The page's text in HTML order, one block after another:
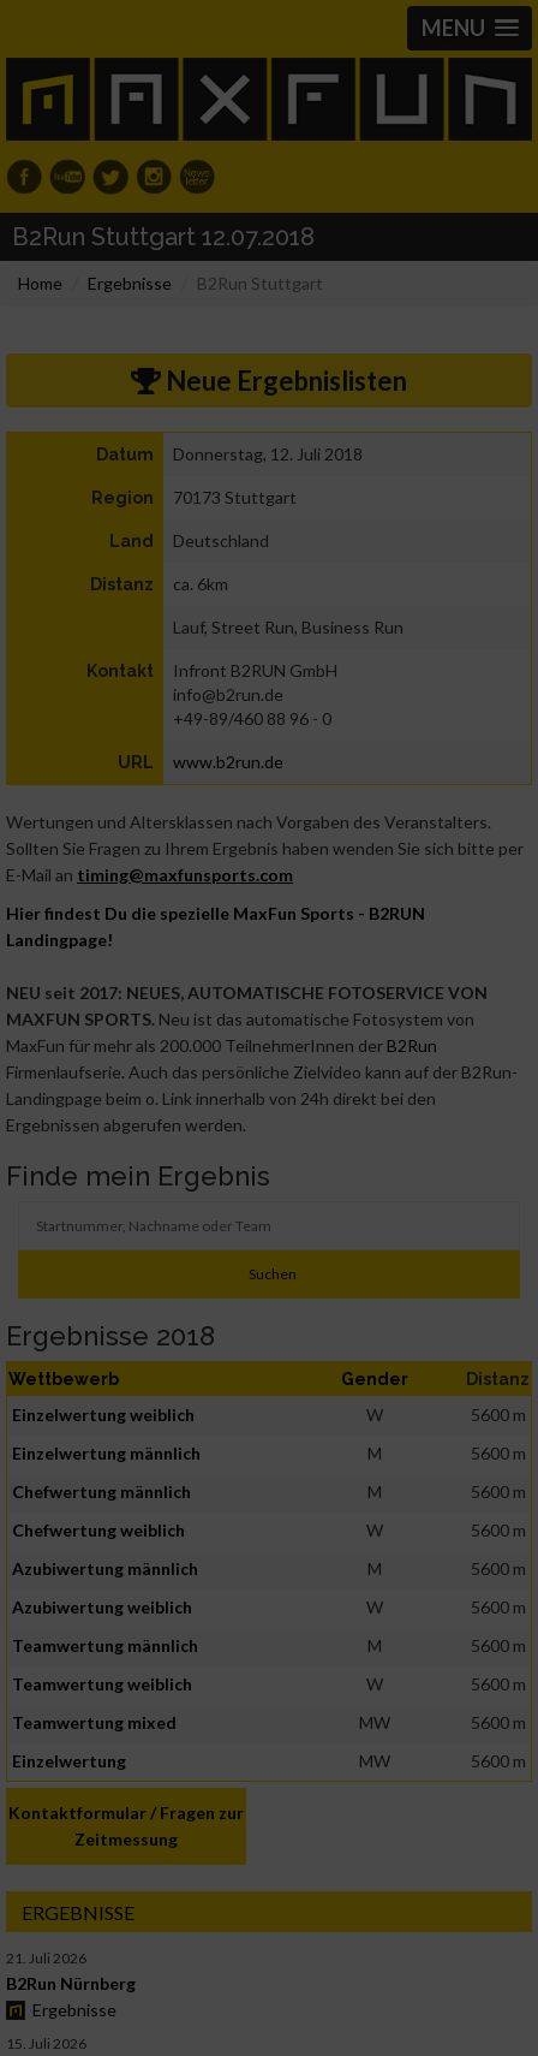
MENU
B2Run Stuttgart 12.07.2018
Home Ergebnisse B2Run Stuttgart
Neue Ergebnislisten
Datum Donnerstag, 12. Juli 2018
Region 70173 Stuttgart
Land Deutschland
Distanz ca. 6km
Lauf, Street Run, Business Run
Kontakt
Infront B2RUN GmbH
info@b2run.de
+49-89/460 88 96 - 0
URL www.b2run.de
Wertungen und Altersklassen nach Vorgaben des Veranstalters.
Sollten Sie Fragen zu Ihrem Ergebnis haben wenden Sie sich bitte per
E-Mail an timing@maxfunsports.com
Hier findest Du die spezielle MaxFun Sports - B2RUN
Landingpage!
NEU seit 2017: NEUES, AUTOMATISCHE FOTOSERVICE VON
MAXFUN SPORTS. Neu ist das automatische Fotosystem von
MaxFun für mehr als 200.000 TeilnehmerInnen der B2Run
Firmenlaufserie. Auch das persönliche Zielvideo kann auf der B2Run-
Landingpage beim o. Link innerhalb von 24h direkt bei den
Ergebnissen abgerufen werden.
Finde mein Ergebnis
Ergebnisse 2018
Wettbewerb Gender Distanz
Einzelwertung weiblich W
5600 m
Einzelwertung männlich
M
5600 m
Chefwertung männlich
M
5600 m
Chefwertung weiblich
W
5600 m
Azubiwertung männlich
M
5600 m
Azubiwertung weiblich
W
5600 m
Teamwertung männlich
M
5600 m
Teamwertung weiblich
W
5600 m
Teamwertung mixed
MW
5600 m
Einzelwertung
MW 5600 m
Kontaktformular / Fragen zur
Zeitmessung
ERGEBNISSE
21. Juli 2026
B2Run Nürnberg
Ergebnisse
15. Juli 2026